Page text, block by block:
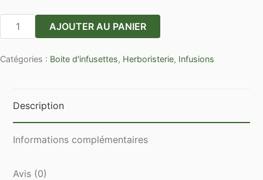
quantité
de
25
tisane
Noël
AJOUTER AU PANIER
Catégories : Boite d'infusettes, Herboristerie, Infusions
Description
Informations complémentaires
Avis (0)